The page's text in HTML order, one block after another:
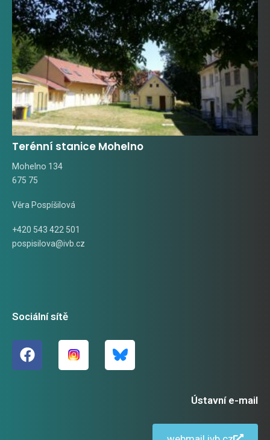
Terénní stanice Mohelno
Mohelno 134
675 75
Věra Pospíšilová
+420 543 422 501
pospisilova@ivb.cz
Sociální sítě
Ústavní e-mail